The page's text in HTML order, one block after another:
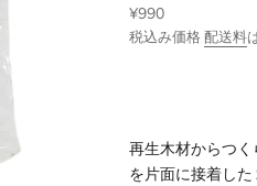
セール価格
¥990
税込み価格配送料
再生木材からつ
を片面に接着した